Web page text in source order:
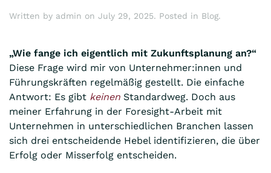
Written by admin on July 29, 2025. Posted in Blog.
„Wie fange ich eigentlich mit Zukunftsplanung an?“
Diese Frage wird mir von Unternehmer:innen und
Führungskräften regelmäßig gestellt. Die einfache
Antwort: Es gibt keinen Standardweg. Doch aus
meiner Erfahrung in der Foresight-Arbeit mit
Unternehmen in unterschiedlichen Branchen lassen
sich drei entscheidende Hebel identifizieren, die über
Erfolg oder Misserfolg entscheiden.